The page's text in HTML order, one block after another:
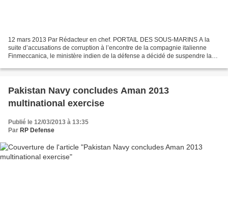
12 mars 2013 Par Rédacteur en chef. PORTAIL DES SOUS-MARINS A la
suite d’accusations de corruption à l’encontre de la compagnie italienne
Finmeccanica, le ministère indien de la défense a décidé de suspendre la
Pakistan Navy concludes Aman 2013
multinational exercise
Publié le 12/03/2013 à 13:35
Par RP Defense